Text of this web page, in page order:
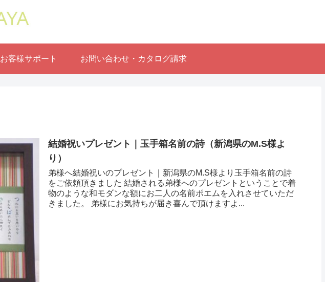
お客様サポート お問い合わせ・カタログ請求
結婚祝いプレゼント｜玉手箱名前の詩（新潟県のM.S様よ
り ）
弟様へ結婚祝いのプレゼント｜新潟県のM.S様より玉手箱名前の詩
をご依頼頂きました 結婚される弟様へのプレゼントということで着
物のような和モダンな額にお二人の名前ポエムを入れさせていただ
きました。 弟様にお気持ちが届き喜んで頂けますよ...